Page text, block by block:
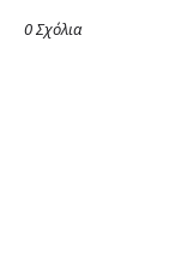
0 Σχόλια